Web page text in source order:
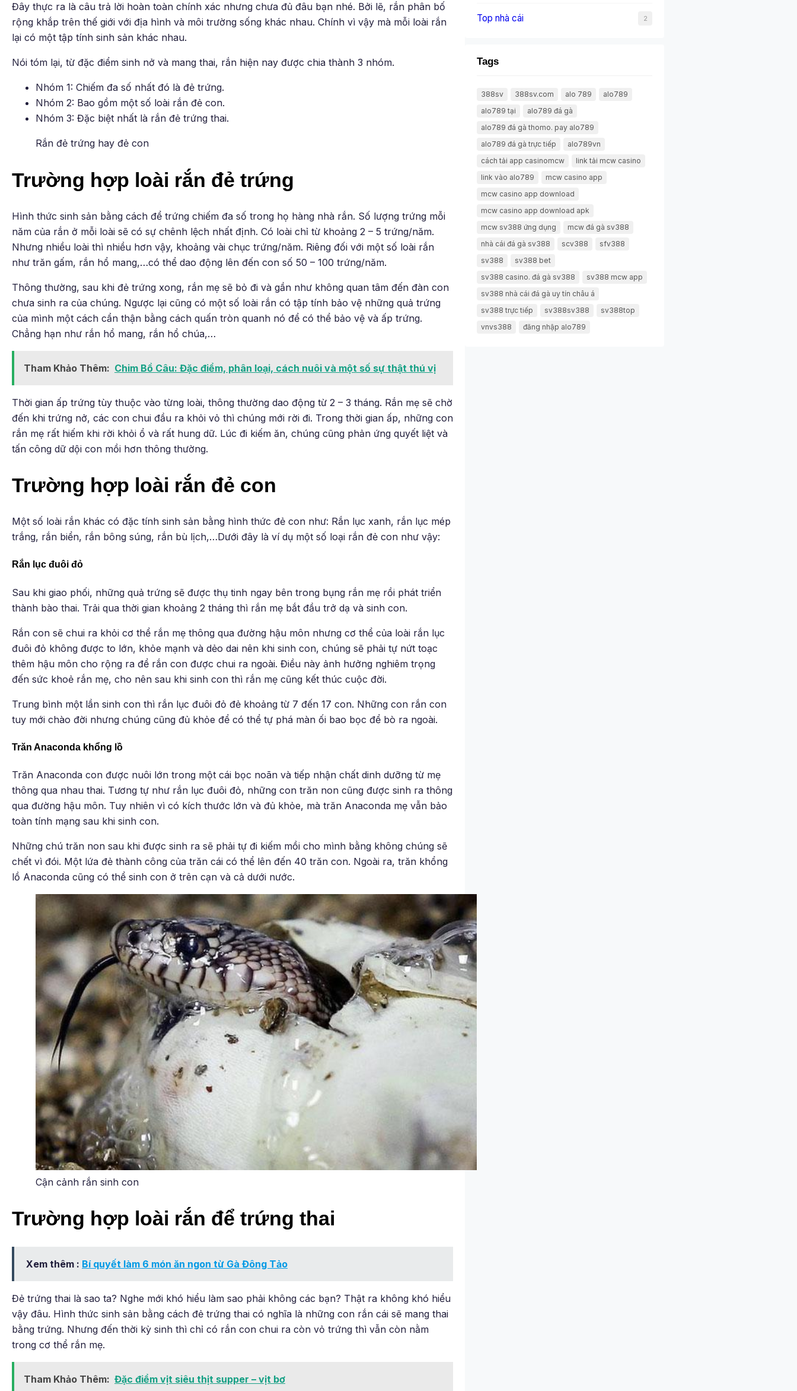
Đây thực ra là câu trả lời hoàn toàn chính xác nhưng chưa đủ đâu bạn nhé. Bởi lẽ, rắn phân bố
rộng khắp trên thế giới với địa hình và môi trường sống khác nhau. Chính vì vậy mà mỗi loài rắn
lại có một tập tính sinh sản khác nhau.
Nói tóm lại, từ đặc điểm sinh nở và mang thai, rắn hiện nay được chia thành 3 nhóm.
Nhóm 1: Chiếm đa số nhất đó là đẻ trứng.
Nhóm 2: Bao gồm một số loài rắn đẻ con.
Nhóm 3: Đặc biệt nhất là rắn đẻ trứng thai.
Rắn đẻ trứng hay đẻ con
Trường hợp loài rắn đẻ trứng
Hình thức sinh sản bằng cách để trứng chiếm đa số trong họ hàng nhà rắn. Số lượng trứng mỗi
năm của rắn ở mỗi loài sẽ có sự chênh lệch nhất định. Có loài chỉ từ khoảng 2 – 5 trứng/năm.
Nhưng nhiều loài thì nhiều hơn vậy, khoảng vài chục trứng/năm. Riêng đối với một số loài rắn
như trăn gấm, rắn hổ mang,…có thể dao động lên đến con số 50 – 100 trứng/năm.
Thông thường, sau khi đẻ trứng xong, rắn mẹ sẽ bỏ đi và gần như không quan tâm đến đàn con
chưa sinh ra của chúng. Ngược lại cũng có một số loài rắn có tập tính bảo vệ những quả trứng
của mình một cách cẩn thận bằng cách quấn tròn quanh nó để có thể bảo vệ và ấp trứng.
Chẳng hạn như rắn hổ mang, rắn hổ chúa,…
Tham Khảo Thêm: Chim Bồ Câu: Đặc điểm, phân loại, cách nuôi và một số sự thật thú vị
Thời gian ấp trứng tùy thuộc vào từng loài, thông thường dao động từ 2 – 3 tháng. Rắn mẹ sẽ chờ
đến khi trứng nở, các con chui đầu ra khỏi vỏ thì chúng mới rời đi. Trong thời gian ấp, những con
rắn mẹ rất hiếm khi rời khỏi ổ và rất hung dữ. Lúc đi kiếm ăn, chúng cũng phản ứng quyết liệt và
tấn công dữ dội con mồi hơn thông thường.
Trường hợp loài rắn đẻ con
Một số loài rắn khác có đặc tính sinh sản bằng hình thức đẻ con như: Rắn lục xanh, rắn lục mép
trắng, rắn biển, rắn bông súng, rắn bù lịch,…Dưới đây là ví dụ một số loại rắn đẻ con như vậy:
Rắn lục đuôi đỏ
Sau khi giao phối, những quả trứng sẽ được thụ tinh ngay bên trong bụng rắn mẹ rồi phát triển
thành bào thai. Trải qua thời gian khoảng 2 tháng thì rắn mẹ bắt đầu trở dạ và sinh con.
Rắn con sẽ chui ra khỏi cơ thể rắn mẹ thông qua đường hậu môn nhưng cơ thể của loài rắn lục
đuôi đỏ không được to lớn, khỏe mạnh và dẻo dai nên khi sinh con, chúng sẽ phải tự nứt toạc
thêm hậu môn cho rộng ra để rắn con được chui ra ngoài. Điều này ảnh hưởng nghiêm trọng
đến sức khoẻ rắn mẹ, cho nên sau khi sinh con thì rắn mẹ cũng kết thúc cuộc đời.
Trung bình một lần sinh con thì rắn lục đuôi đỏ đẻ khoảng từ 7 đến 17 con. Những con rắn con
tuy mới chào đời nhưng chúng cũng đủ khỏe để có thể tự phá màn ối bao bọc để bò ra ngoài.
Trăn Anaconda khổng lồ
Trăn Anaconda con được nuôi lớn trong một cái bọc noãn và tiếp nhận chất dinh dưỡng từ mẹ
thông qua nhau thai. Tương tự như rắn lục đuôi đỏ, những con trăn non cũng được sinh ra thông
qua đường hậu môn. Tuy nhiên vì có kích thước lớn và đủ khỏe, mà trăn Anaconda mẹ vẫn bảo
toàn tính mạng sau khi sinh con.
Những chú trăn non sau khi được sinh ra sẽ phải tự đi kiếm mồi cho mình bằng không chúng sẽ
chết vì đói. Một lứa đẻ thành công của trăn cái có thể lên đến 40 trăn con. Ngoài ra, trăn khổng
lồ Anaconda cũng có thể sinh con ở trên cạn và cả dưới nước.
Cận cảnh rắn sinh con
Trường hợp loài rắn để trứng thai
Xem thêm : Bí quyết làm 6 món ăn ngon từ Gà Đông Tảo
Đẻ trứng thai là sao ta? Nghe mới khó hiểu làm sao phải không các bạn? Thật ra không khó hiểu
vậy đâu. Hình thức sinh sản bằng cách đẻ trứng thai có nghĩa là những con rắn cái sẽ mang thai
bằng trứng. Nhưng đến thời kỳ sinh thì chỉ có rắn con chui ra còn vỏ trứng thì vẫn còn nằm
trong cơ thể rắn mẹ.
Tham Khảo Thêm: Đặc điểm vịt siêu thịt supper – vịt bơ
Top nhà cái 2
Tags
388sv 388sv.com alo 789
alo789
alo789 tại
alo789 đá gà
alo789 đá gà thomo. pay alo789
alo789 đá gà trực tiếp
alo789vn
cách tải app casinomcw
link tải mcw casino
link vào alo789
mcw casino app
mcw casino app download
mcw casino app download apk
mcw sv388 ứng dụng
mcw đá gà sv388
nhà cái đá gà sv388
scv388
sfv388
sv388
sv388 bet
sv388 casino. đá gà sv388
sv388 mcw app
sv388 nhà cái đá gà uy tín châu á
sv388 trực tiếp
sv388sv388
sv388top
vnvs388
đăng nhập alo789